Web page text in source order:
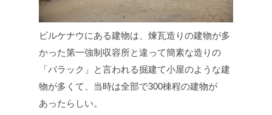
ビルケナウにある建物は、煉瓦造りの建物が多
かった第一強制収容所と違って簡素な造りの
「バラック」と言われる掘建て小屋のような建
物が多くて、当時は全部で300棟程の建物が
あったらしい。